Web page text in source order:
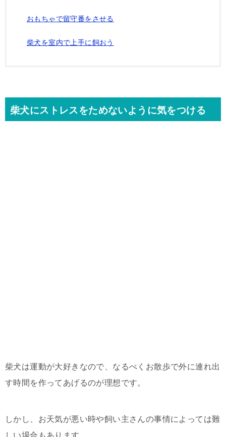
おもちゃで留守番をさせる
柴犬を室内で上手に飼おう
柴犬にストレスをためないように気をつける
柴犬は運動が大好きなので、なるべくお散歩で外に連れ出
す時間を作ってあげるのが理想です。
しかし、お天気が悪い時や飼い主さんの事情によっては難
しい場合もあります。